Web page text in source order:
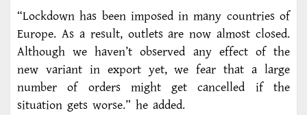
“Lockdown has been imposed in many countries of
Europe. As a result, outlets are now almost closed.
Although we haven’t observed any effect of the
new variant in export yet, we fear that a large
number of orders might get cancelled if the
situation gets worse.” he added.